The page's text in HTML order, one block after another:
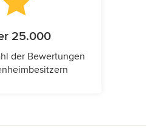
25.000
der Bewertungen